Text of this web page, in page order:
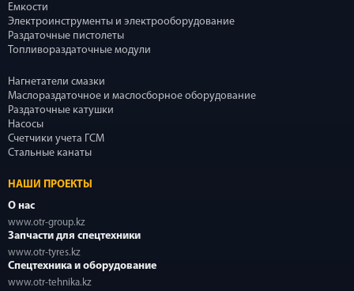
Емкости
Электроинструменты и электрооборудование
Раздаточные пистолеты
Топливораздаточные модули
Нагнетатели смазки
Маслораздаточное и маслосборное оборудование
Раздаточные катушки
Насосы
Счетчики учета ГСМ
Стальные канаты
НАШИ ПРОЕКТЫ
О нас
www.otr-group.kz
Запчасти для спецтехники
www.otr-tyres.kz
Спецтехника и оборудование
www.otr-tehnika.kz